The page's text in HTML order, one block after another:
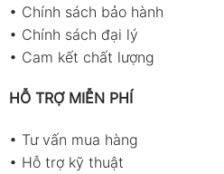
• Chính sách bảo hành
• Chính sách đại lý
• Cam kết chất lượng
HỖ TRỢ MIỄN PHÍ
• Tư vấn mua hàng
• Hỗ trợ kỹ thuật